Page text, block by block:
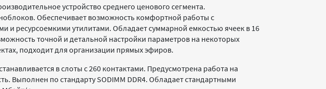
устройство среднего ценового сегмента.
Обеспечивает возможность комфортной работы с
ресурсоемкими утилитами. Обладает суммарной емкостью ячеек в 16
точной и детальной настройки параметров на некоторых
подходит для организации прямых эфиров.
в слоты с 260 контактами. Предусмотрена работа на
Выполнен по стандарту SODIMM DDR4. Обладает стандартными